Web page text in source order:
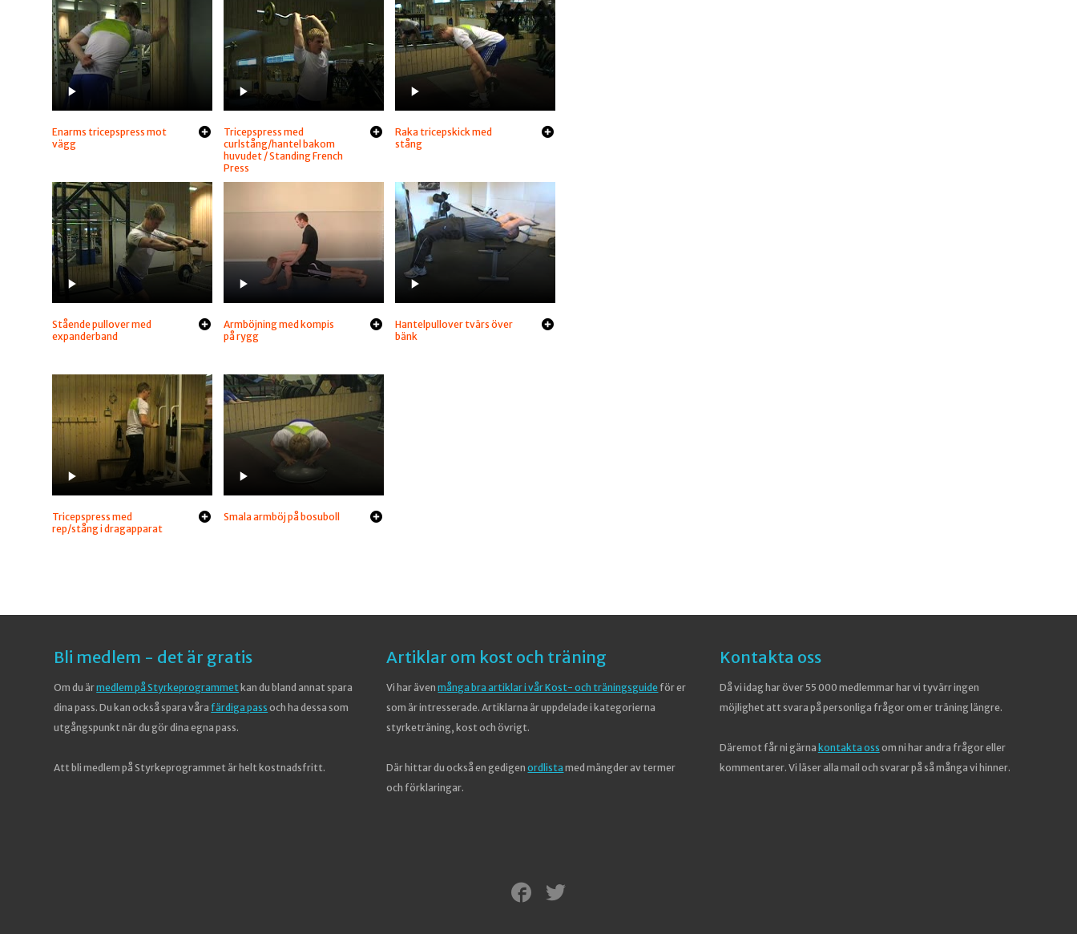
Enarms tricepspress mot
vägg
Tricepspress med
curlstång/hantel bakom
huvudet / Standing French
Press
Raka tricepskick med
stång
Stående pullover med
expanderband
Armböjning med kompis
på rygg
Hantelpullover tvärs över
bänk
Tricepspress med
rep/stång i dragapparat
Smala armböj på bosuboll
Bli medlem - det är gratis
Om du ärmedlem på Styrkeprogrammetkan du bland annat spara
dina pass. Du kan också spara vårafärdiga pass och ha dessa som
utgångspunkt när du gör dina egna pass.
Att bli medlem på Styrkeprogrammet är helt kostnadsfritt.
Artiklar om kost och träning
Vi har ävenmånga bra artiklar i vår Kost- och träningsguideför er
som är intresserade. Artiklarna är uppdelade i kategorierna
styrketräning, kost och övrigt.
Där hittar du också en gedigenordlista med mängder av termer
och förklaringar.
Kontakta oss
Då vi idag har över 55 000 medlemmar har vi tyvärr ingen
möjlighet att svara på personliga frågor om er träning längre.
Däremot får ni gärna kontakta oss om ni har andra frågor eller
kommentarer. Vi läser alla mail och svarar på så många vi hinner.